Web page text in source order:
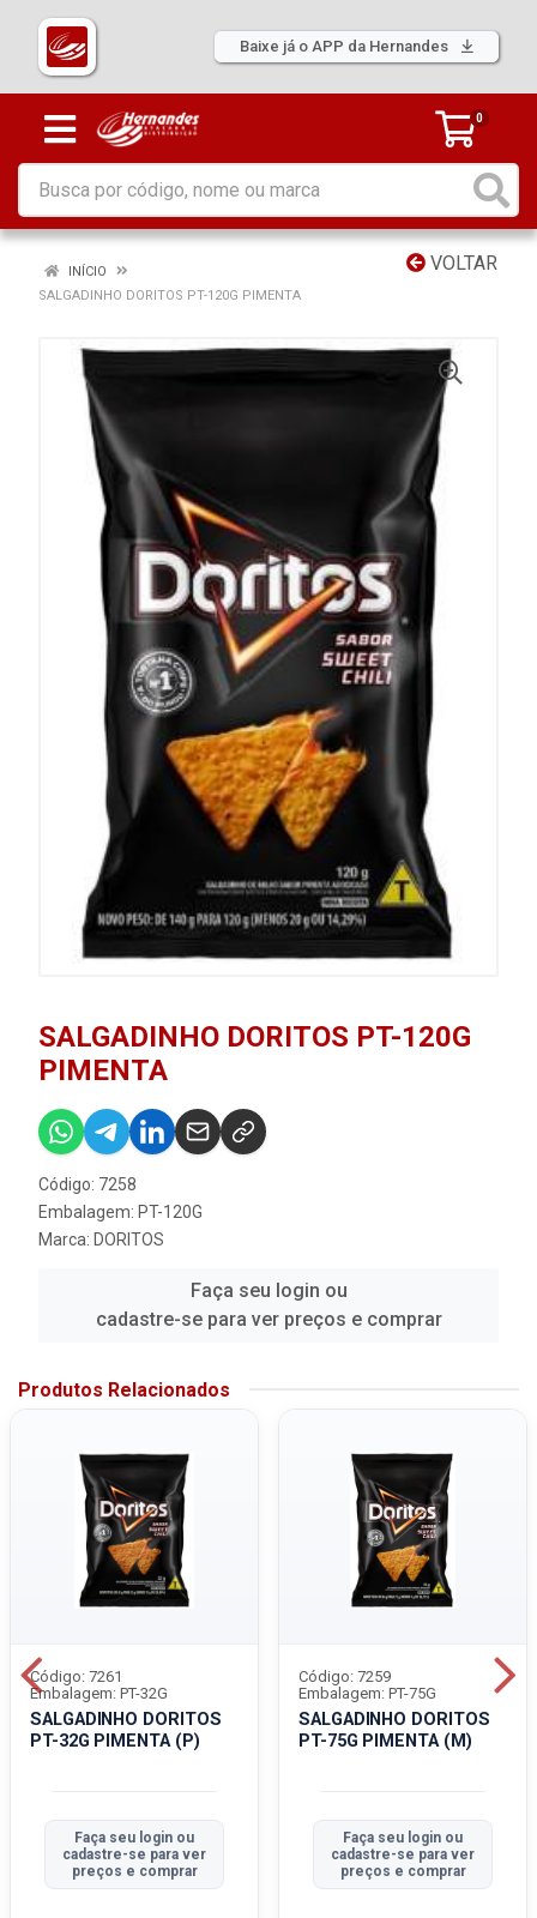
Baixe já o APP da Hernandes
0
VOLTAR
INÍCIO
SALGADINHO DORITOS PT-120G PIMENTA
SALGADINHO DORITOS PT-120G
PIMENTA
Código: 7258
Embalagem: PT-120G
Marca: DORITOS
Faça seu login ou
cadastre-se para ver preços e comprar
Produtos Relacionados
SALGADINHO DORITOS
PT-32G PIMENTA (P)
Código: 7261
Embalagem: PT-32G
Faça seu login ou
cadastre-se para ver
preços e comprar
SALGADINHO DORITOS
PT-75G PIMENTA (M)
Código: 7259
Embalagem: PT-75G
Faça seu login ou
cadastre-se para ver
preços e comprar